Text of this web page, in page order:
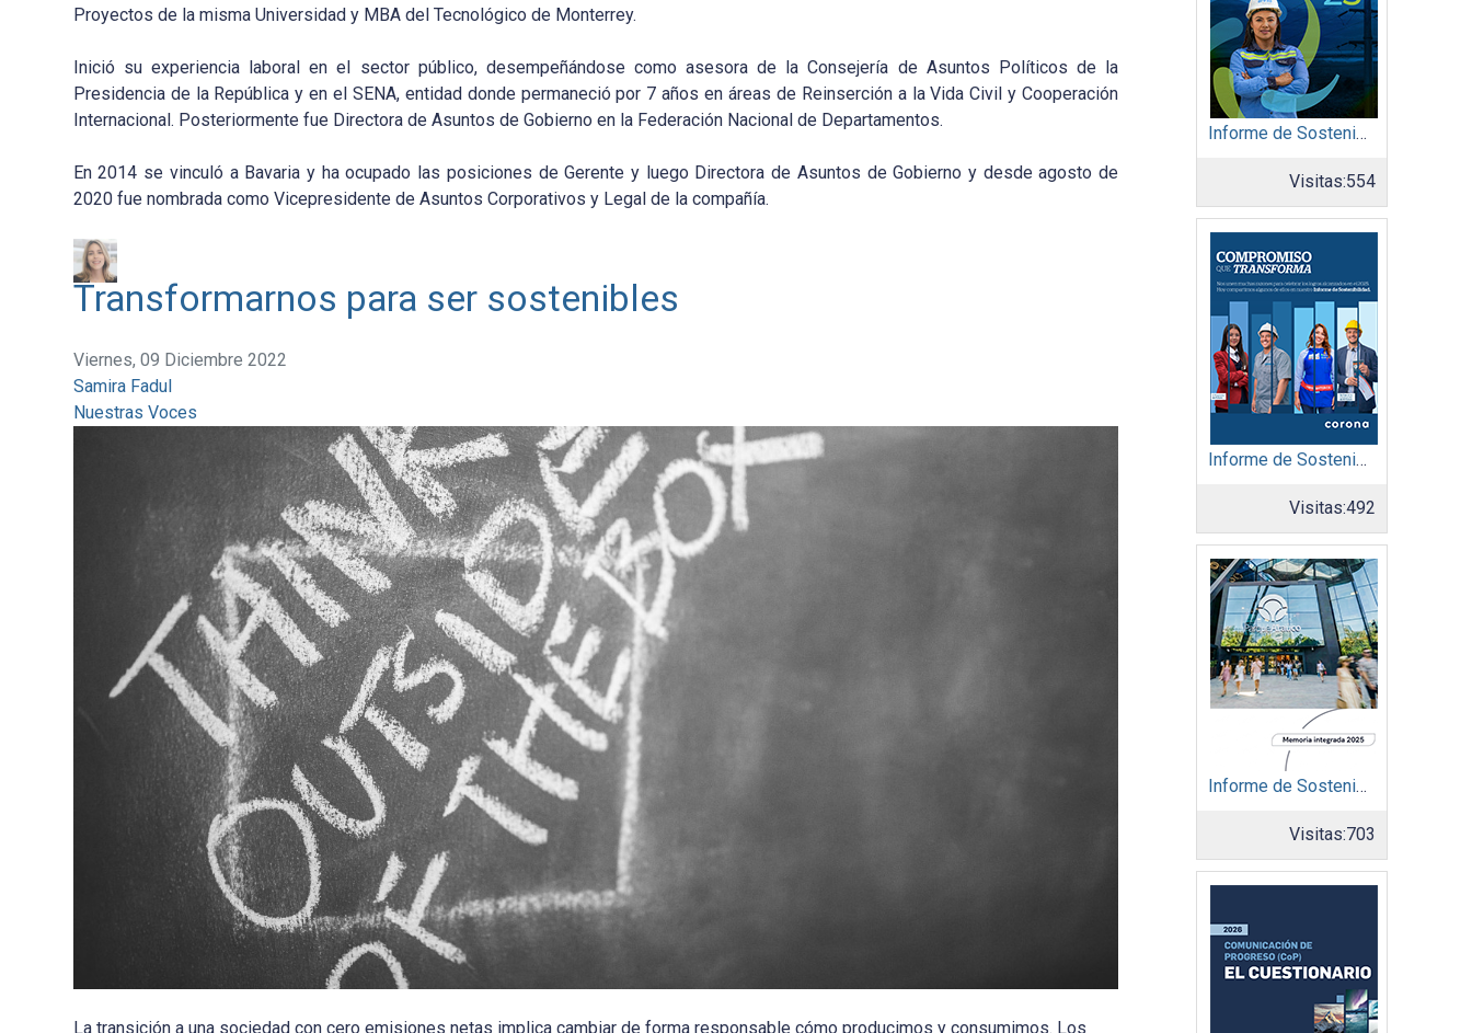
Proyectos de la misma Universidad y MBA del Tecnológico de Monterrey.
Inició su experiencia laboral en el sector público, desempeñándose como asesora de la Consejería de Asuntos Políticos de la
Presidencia de la República y en el SENA, entidad donde permaneció por 7 años en áreas de Reinserción a la Vida Civil y Cooperación
Internacional. Posteriormente fue Directora de Asuntos de Gobierno en la Federación Nacional de Departamentos.
En 2014 se vinculó a Bavaria y ha ocupado las posiciones de Gerente y luego Directora de Asuntos de Gobierno y desde agosto de
2020 fue nombrada como Vicepresidente de Asuntos Corporativos y Legal de la compañía.
Transformarnos para ser sostenibles
Viernes, 09 Diciembre 2022
Samira Fadul
Nuestras Voces
La transición a una sociedad con cero emisiones netas implica cambiar de forma responsable cómo producimos y consumimos. Los
Informe de Sostenibilidad 2025: Afinia filial del Grupo EPM
Visitas:554
Informe de Sostenibilidad 2025: Organización Corona
Visitas:492
Informe de Sostenibilidad 2025: Parque Arauco
Visitas:703